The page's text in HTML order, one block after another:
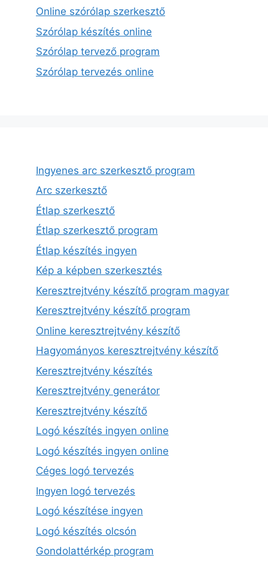
Online szórólap szerkesztő
Szórólap készítés online
Szórólap tervező program
Szórólap tervezés online
Ingyenes arc szerkesztő program
Arc szerkesztő
Étlap szerkesztő
Étlap szerkesztő program
Étlap készítés ingyen
Kép a képben szerkesztés
Keresztrejtvény készítő program magyar
Keresztrejtvény készítő program
Online keresztrejtvény készítő
Hagyományos keresztrejtvény készítő
Keresztrejtvény készítés
Keresztrejtvény generátor
Keresztrejtvény készítő
Logó készítés ingyen online
Logó készítés ingyen online
Céges logó tervezés
Ingyen logó tervezés
Logó készítése ingyen
Logó készítés olcsón
Gondolattérkép program